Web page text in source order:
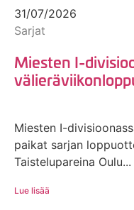
31/07/2026
Sarjat
Miesten I-
Miesten I-
paikat sarjan
Taistelupareina Oulu...
Lue lisää